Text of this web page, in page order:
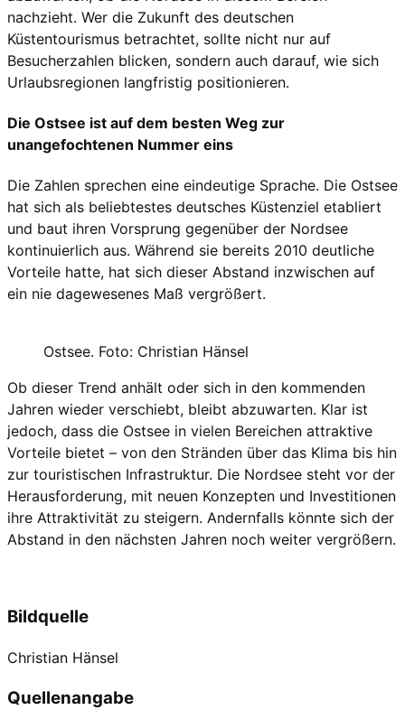
nachzieht. Wer die Zukunft des deutschen
Küstentourismus betrachtet, sollte nicht nur auf
Besucherzahlen blicken, sondern auch darauf, wie sich
Urlaubsregionen langfristig positionieren.
Die Ostsee ist auf dem besten Weg zur
unangefochtenen Nummer eins
Die Zahlen sprechen eine eindeutige Sprache. Die Ostsee
hat sich als beliebtestes deutsches Küstenziel etabliert
und baut ihren Vorsprung gegenüber der Nordsee
kontinuierlich aus. Während sie bereits 2010 deutliche
Vorteile hatte, hat sich dieser Abstand inzwischen auf
ein nie dagewesenes Maß vergrößert.
Ostsee. Foto: Christian Hänsel
Ob dieser Trend anhält oder sich in den kommenden
Jahren wieder verschiebt, bleibt abzuwarten. Klar ist
jedoch, dass die Ostsee in vielen Bereichen attraktive
Vorteile bietet – von den Stränden über das Klima bis hin
zur touristischen Infrastruktur. Die Nordsee steht vor der
Herausforderung, mit neuen Konzepten und Investitionen
ihre Attraktivität zu steigern. Andernfalls könnte sich der
Abstand in den nächsten Jahren noch weiter vergrößern.
Bildquelle
Christian Hänsel
Quellenangabe